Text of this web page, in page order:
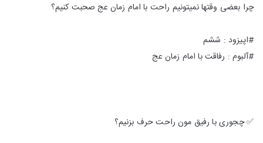
چرا بعضی وقتها نمیتونیم راحت با امام زمان عج صحبت کنیم؟
#اپیزود : ششم
#آلبوم : رفاقت با امام زمان عج
✅ چجوری با رفیق مون راحت حرف بزنیم؟